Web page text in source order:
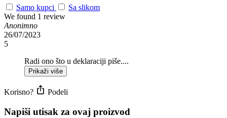
Samo kupci
Sa slikom
We found 1 review
Anonimno
26/07/2023
5
Radi ono što u deklaraciji piše....
Prikaži više
Korisno? Podeli
Napiši utisak za ovaj proizvod